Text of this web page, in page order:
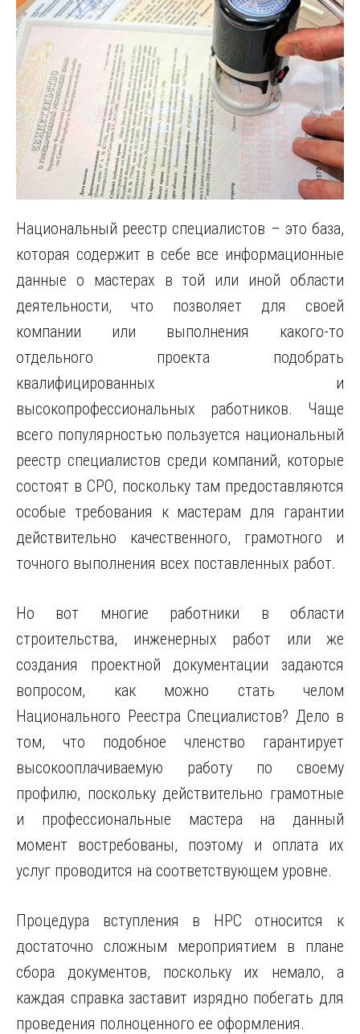
Национальный реестр специалистов – это база,
которая содержит в себе все информационные
данные о мастерах в той или иной области
деятельности, что позволяет для своей
компании или выполнения какого-то
отдельного проекта подобрать
квалифицированных и
высокопрофессиональных работников. Чаще
всего популярностью пользуется национальный
реестр специалистов среди компаний, которые
состоят в СРО, поскольку там предоставляются
особые требования к мастерам для гарантии
действительно качественного, грамотного и
точного выполнения всех поставленных работ.
Но вот многие работники в области
строительства, инженерных работ или же
создания проектной документации задаются
вопросом, как можно стать челом
Национального Реестра Специалистов? Дело в
том, что подобное членство гарантирует
высокооплачиваемую работу по своему
профилю, поскольку действительно грамотные
и профессиональные мастера на данный
момент востребованы, поэтому и оплата их
услуг проводится на соответствующем уровне.
Процедура вступления в НРС относится к
достаточно сложным мероприятием в плане
сбора документов, поскольку их немало, а
каждая справка заставит изрядно побегать для
проведения полноценного ее оформления.